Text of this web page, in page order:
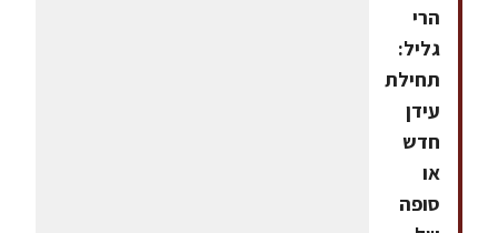
הרי
גליל:
תחילת
עידן
חדש
או
סופה